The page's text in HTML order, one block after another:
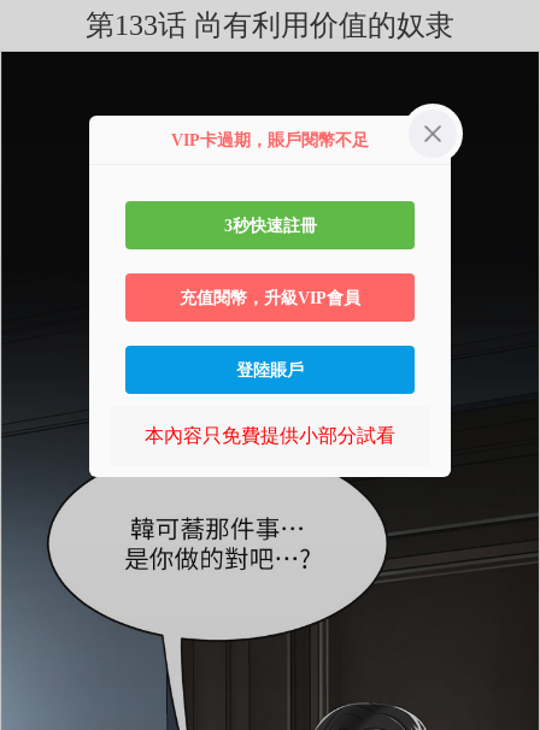
第133话 尚有利用价值的奴隶
VIP卡過期，賬戶閱幣不足
3秒快速註冊
充值閱幣，升級VIP會員
登陸賬戶
本內容只免費提供小部分試看